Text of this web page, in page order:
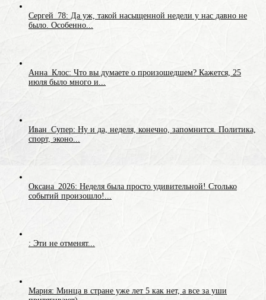
Сергей_78: Да уж, такой насыщенной недели у нас давно не
было. Особенно...
Анна_Клос: Что вы думаете о произошедшем? Кажется, 25
июля было много и...
Иван_Супер: Ну и да, неделя, конечно, запомнится. Политика,
спорт, эконо...
Оксана_2026: Неделя была просто удивительной! Столько
событий произошло!...
: Эти не отменят...
Мария: Минца в стране уже лет 5 как нет, а все за уши